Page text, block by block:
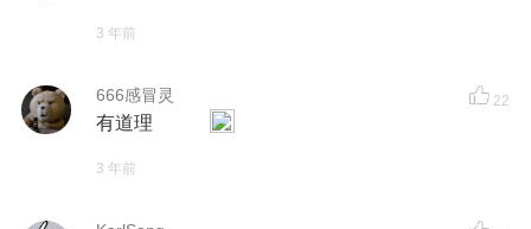
3 年前
666感冒灵 22
有道理
3 年前